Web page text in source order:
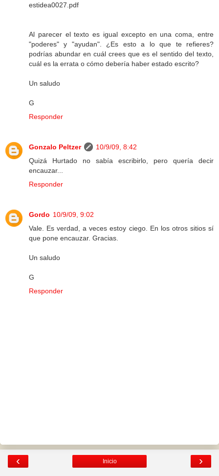
estidea0027.pdf
Al parecer el texto es igual excepto en una coma, entre
"poderes" y "ayudan". ¿Es esto a lo que te refieres?
podrías abundar en cuál crees que es el sentido del texto,
cuál es la errata o cómo debería haber estado escrito?
Un saludo
G
Responder
Gonzalo Peltzer
10/9/09, 8:42
Quizá Hurtado no sabía escribirlo, pero quería decir
encauzar...
Responder
Gordo 10/9/09, 9:02
Vale. Es verdad, a veces estoy ciego. En los otros sitios sí
que pone encauzar. Gracias.
Un saludo
G
Responder
‹ ›
Inicio